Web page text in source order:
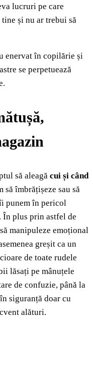
lucruri pe care
și nu ar trebui să
enervat în copilărie și
se perpetuează
să aleagă cui și când
să îmbrățișeze sau să
punem în pericol
plus prin astfel de
manipuleze emoțional
greșit ca un
de toate rudele
lăsați pe mânuțele
de confuzie, până la
siguranță doar cu
alături.